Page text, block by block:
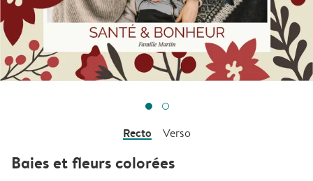
Recto Verso
Baies et fleurs colorées